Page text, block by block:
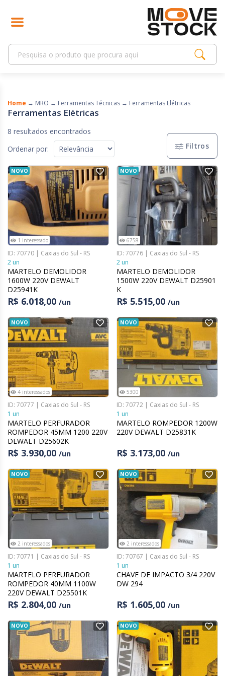
Home → MRO → Ferramentas Técnicas → Ferramentas Elétricas
Ferramentas Elétricas
8 resultados encontrados
Ordenar por:
Filtros
NOVO
1 interessado
ID: 70770 | Caxias do Sul - RS
2 un
MARTELO DEMOLIDOR
1600W 220V DEWALT
D25941K
R$ 6.018,00 /un
NOVO
6758
ID: 70776 | Caxias do Sul - RS
2 un
MARTELO DEMOLIDOR
1500W 220V DEWALT D25901
K
R$ 5.515,00 /un
NOVO
4 interessados
ID: 70777 | Caxias do Sul - RS
1 un
MARTELO PERFURADOR
ROMPEDOR 45MM 1200 220V
DEWALT D25602K
R$ 3.930,00 /un
NOVO
5300
ID: 70772 | Caxias do Sul - RS
1 un
MARTELO ROMPEDOR 1200W
220V DEWALT D25831K
R$ 3.173,00 /un
NOVO
2 interessados
ID: 70771 | Caxias do Sul - RS
1 un
MARTELO PERFURADOR
ROMPEDOR 40MM 1100W
220V DEWALT D25501K
R$ 2.804,00 /un
NOVO
2 interessados
ID: 70767 | Caxias do Sul - RS
1 un
CHAVE DE IMPACTO 3/4 220V
DW 294
R$ 1.605,00 /un
NOVO NOVO